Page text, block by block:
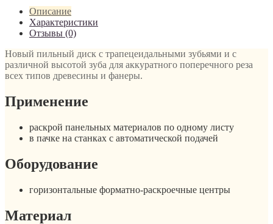
Описание
Характеристики
Отзывы (0)
Новый пильный диск с трапецеидальными зубьями и с
различной высотой зуба для аккуратного поперечного реза
всех типов древесины и фанеры.
Применение
раскрой панельных материалов по одному листу
в пачке на станках с автоматической подачей
Оборудование
горизонтальные форматно-раскроечные центры
Материал